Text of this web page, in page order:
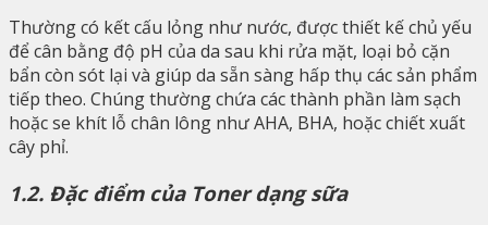
Thường có kết cấu lỏng như nước, được thiết kế chủ yếu
để cân bằng độ pH của da sau khi rửa mặt, loại bỏ cặn
bẩn còn sót lại và giúp da sẵn sàng hấp thụ các sản phẩm
tiếp theo. Chúng thường chứa các thành phần làm sạch
hoặc se khít lỗ chân lông như AHA, BHA, hoặc chiết xuất
cây phỉ.
1.2. Đặc điểm của Toner dạng sữa